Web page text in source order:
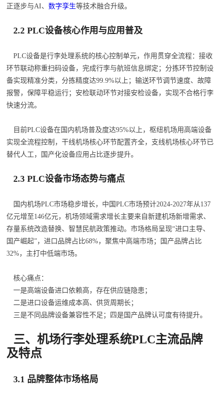
正逐步与AI、数字孪生等技术融合升级。
2.2 PLC设备核心作用与应用普及
PLC设备是行李处理系统的核心控制单元，作用贯穿全流程：接收
环节联动称重扫码设备，完成行李与航班信息绑定；分拣环节控制设
备实现精准分类，分拣精度达99.9%以上；输送环节调节速度、故障
报警，保障平稳运行；安检联动环节对接安检设备，实现不合格行李
快速分流。
目前PLC设备在国内机场普及度达95%以上，枢纽机场用高端设备
实现全流程控制，干线机场核心环节配置齐全，支线机场核心环节已
替代人工，国产化设备应用占比逐步提升。
2.3 PLC设备市场态势与痛点
国内机场PLC市场稳步增长，中国PLC市场预计2024-2027年从137
亿元增至146亿元，机场领域需求增长主要来自新建机场新增需求、
存量系统改造替换、智慧民航政策推动。市场格局呈现“进口主导、
国产崛起”，进口品牌占比68%，聚焦中高端市场；国产品牌占比
32%，主打中低端市场。
核心痛点：
一是高端设备进口依赖高，存在供应链隐患；
二是进口设备运维成本高、供货周期长；
三是不同品牌设备兼容性不足；四是国产品牌认可度有待提升。
三、机场行李处理系统PLC主流品牌
及特点
3.1 品牌整体市场格局